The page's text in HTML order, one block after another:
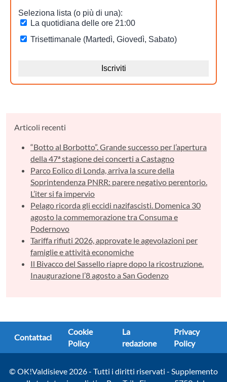
Articoli recenti
“Botto al Borbotto”. Grande successo per l’apertura
della 47ª stagione dei concerti a Castagno
Parco Eolico di Londa, arriva la scure della
Soprintendenza PNRR: parere negativo perentorio.
L’iter si fa impervio
Pelago ricorda gli eccidi nazifascisti. Domenica 30
agosto la commemorazione tra Consuma e
Podernovo
Tariffa rifiuti 2026, approvate le agevolazioni per
famiglie e attività economiche
Il Bivacco del Sassello riapre dopo la ricostruzione.
Inaugurazione l’8 agosto a San Godenzo
Contattaci
Cookie
Policy
La
redazione
Privacy
Policy
© OK!Valdisieve 2026 - Tutti i diritti riservati - Supplemento